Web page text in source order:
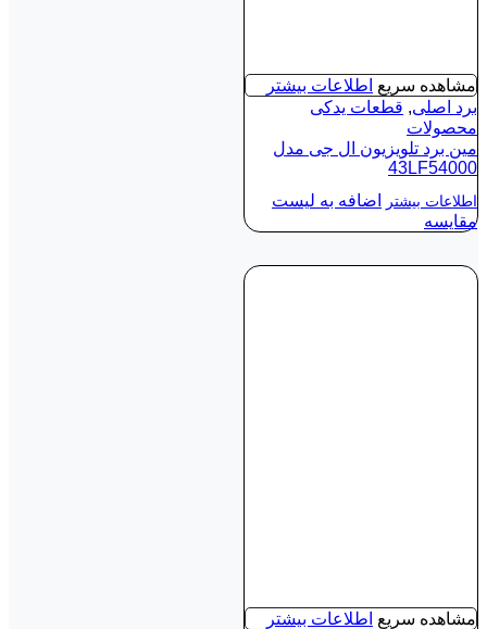
مشاهده سریع اطلاعات بیشتر
برد اصلی, قطعات یدکی
محصولات
مین برد تلویزیون ال جی مدل
43LF54000
اطلاعات بیشتر
اضافه به لیست
مقایسه
مشاهده سریع اطلاعات بیشتر